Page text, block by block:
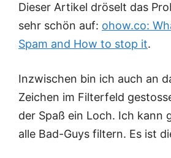
Dieser Artikel dröselt das
sehr schön auf: ohow.co:
Spam and How to stop it.
Inzwischen bin ich auch an
Zeichen im Filterfeld
der Spaß ein Loch. Ich kann
alle Bad-Guys filtern. Es ist